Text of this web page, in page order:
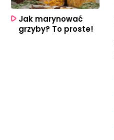
Jak marynować
grzyby? To proste!